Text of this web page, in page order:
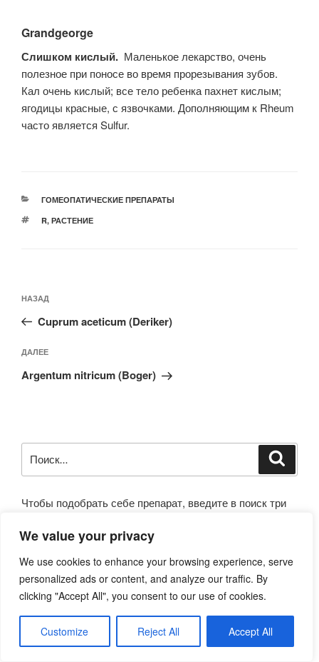
We value your privacy
We use cookies to enhance your browsing experience, serve
personalized ads or content, and analyze our traffic. By
clicking "Accept All", you consent to our use of cookies.
Customize Reject All Accept All
Grandgeorge
Слишком кислый. Маленькое лекарство, очень
полезное при поносе во время прорезывания зубов.
Кал очень кислый; все тело ребенка пахнет кислым;
ягодицы красные, с язвочками. Дополняющим к Rheum
часто является Sulfur.
РУБРИКИ
ГОМЕОПАТИЧЕСКИЕ ПРЕПАРАТЫ
МЕТКИ
R, РАСТЕНИЕ
по
записям
Предыдущая
запись:
НАЗАД
Cuprum aceticum (Deriker)
Следующая
запись
ДАЛЕЕ
Argentum nitricum (Boger)
Чтобы подобрать себе препарат, введите в поиск три
Препарат должен быть в каждом симптоме. Например -
При трудностях, используйтеобратную связь.
СТРАНИЦЫ